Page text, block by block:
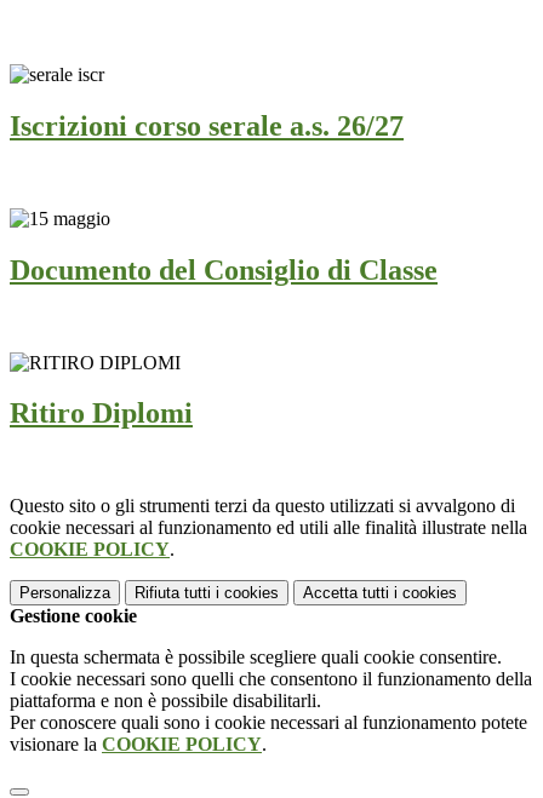
Iscrizioni corso serale a.s. 26/27
Documento del Consiglio di Classe
Ritiro Diplomi
Questo sito o gli strumenti terzi da questo utilizzati si avvalgono di
cookie necessari al funzionamento ed utili alle finalità illustrate nella
COOKIE POLICY.
Personalizza Rifiuta tutti i cookies Accetta tutti i cookies
Gestione cookie
In questa schermata è possibile scegliere quali cookie consentire.
I cookie necessari sono quelli che consentono il funzionamento della
piattaforma e non è possibile disabilitarli.
Per conoscere quali sono i cookie necessari al funzionamento potete
visionare la COOKIE POLICY.